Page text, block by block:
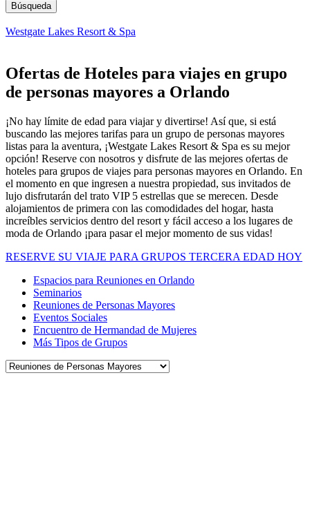
Westgate Lakes Resort & Spa
Ofertas de Hoteles para viajes en grupo
de personas mayores a Orlando
¡No hay límite de edad para viajar y divertirse! Así que, si está
buscando las mejores tarifas para un grupo de personas mayores
listas para la aventura, ¡Westgate Lakes Resort & Spa es su mejor
opción! Reserve con nosotros y disfrute de las mejores ofertas de
hoteles para grupos de viajes para personas mayores en Orlando. En
el momento en que ingresen a nuestra propiedad, sus invitados de
lujo disfrutarán del trato VIP 5 estrellas que se merecen. Desde
alojamientos de primera con las comodidades del hogar, hasta
increíbles servicios dentro del resort y fácil acceso a los lugares de
moda de Orlando ¡para pasar el mejor momento de sus vidas!
RESERVE SU VIAJE PARA GRUPOS TERCERA EDAD HOY
Espacios para Reuniones en Orlando
Seminarios
Reuniones de Personas Mayores
Eventos Sociales
Encuentro de Hermandad de Mujeres
Más Tipos de Grupos